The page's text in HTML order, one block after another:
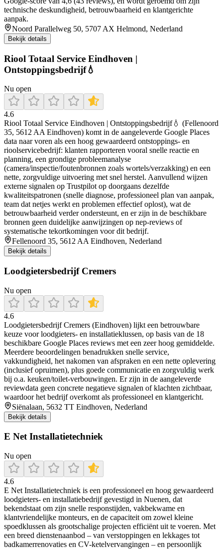
technische deskundigheid, betrouwbaarheid en klantgerichte
aanpak.
Noord Parallelweg 50, 5707 AX Helmond, Nederland
Bekijk details
Riool Totaal Service Eindhoven |
Ontstoppingsbedrijf💧
Nu open
4.6
Riool Totaal Service Eindhoven | Ontstoppingsbedrijf💧 (Fellenoord
35, 5612 AA Eindhoven) komt in de aangeleverde Google Places
data naar voren als een hoog gewaardeerd ontstoppings- en
rioolservicebedrijf: klanten rapporteren vooral snelle reactie en
planning, een grondige probleemanalyse
(camera/inspectie/foutenbronnen zoals wortels/verzakking) en een
nette, zorgvuldige uitvoering met snel herstel. Aanvullend wijzen
externe signalen op Trustpilot op doorgaans dezelfde
kwaliteitspatronen (snelle diagnose, professioneel plan van aanpak,
team dat netjes werkt en problemen effectief oplost), wat de
betrouwbaarheid verder ondersteunt, en er zijn in de beschikbare
bronnen geen duidelijke aanwijzingen op nep-reviews of
systematische tekortkomingen voor dit bedrijf.
Fellenoord 35, 5612 AA Eindhoven, Nederland
Bekijk details
Loodgietersbedrijf Cremers
Nu open
4.6
Loodgietersbedrijf Cremers (Eindhoven) lijkt een betrouwbare
keuze voor loodgieters- en installatieklussen, op basis van de 18
beschikbare Google Places reviews met een zeer hoog gemiddelde.
Meerdere beoordelingen benadrukken snelle service,
vakkundigheid, het nakomen van afspraken en een nette oplevering
(inclusief opruimen), plus goede communicatie en zorgvuldig werk
bij o.a. keuken/toilet-verbouwingen. Er zijn in de aangeleverde
reviewdata geen concrete negatieve signalen of klachten zichtbaar,
waardoor het bedrijf overkomt als professioneel en klantgericht.
Siënalaan, 5632 TT Eindhoven, Nederland
Bekijk details
E Net Installatietechniek
Nu open
4.6
E Net Installatietechniek is een professioneel en hoog gewaardeerd
loodgieters- en installatiebedrijf gevestigd in Nuenen, dat
bekendstaat om zijn snelle responstijden, vakbekwame en
klantvriendelijke monteurs, en de capaciteit om zowel kleine
spoedklussen als grootschalige projecten efficiënt uit te voeren. Met
een breed dienstenaanbod – van verstoppingen en lekkages tot
badkamerrenovaties en CV-ketelvervangingen – en persoonlijk